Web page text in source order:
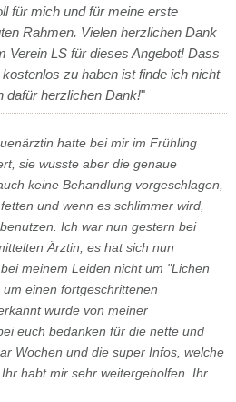
für mich und für meine erste
Rahmen. Vielen herzlichen Dank
Verein LS für dieses Angebot! Dass
zu haben ist finde ich nicht
dafür herzlichen Dank!"
hatte bei mir im Frühling
sie wusste aber die genaue
keine Behandlung vorgeschlagen,
und wenn es schlimmer wird,
Ich war nun gestern bei
Ärztin, es hat sich nun
meinem Leiden nicht um "Lichen
einen fortgeschrittenen
wurde von meiner
euch bedanken für die nette und
Wochen und die super Infos, welche
habt mir sehr weitergeholfen. Ihr